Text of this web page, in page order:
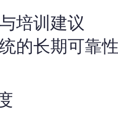
培训建议
的长期可靠